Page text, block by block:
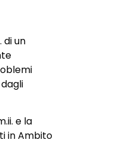
di un
e la
in Ambito